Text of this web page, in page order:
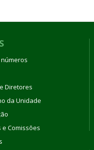
Diretores
da Unidade
e Comissões